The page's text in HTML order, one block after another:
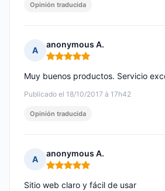
Opinión traducida
A
anonymous A.
Nota: 5 de 5
Publicado el 18/10/2017 à 17h42
Muy buenos productos. Servicio
Opinión traducida
A
anonymous A.
Nota: 5 de 5
Sitio web claro y fácil de usar